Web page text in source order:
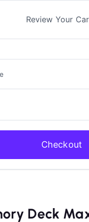
Rol
Deck
Review Your
Checkout